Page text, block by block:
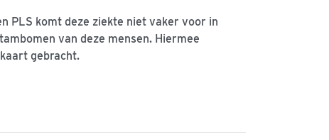
PLS komt deze ziekte niet vaker voor in
van deze mensen. Hiermee
gebracht.